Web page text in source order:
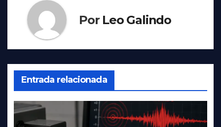
Por Leo Galindo
Entrada relacionada